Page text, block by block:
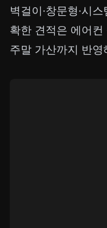
벽걸이·창문형·시
확한 견적은 에어컨
주말 가산까지 반